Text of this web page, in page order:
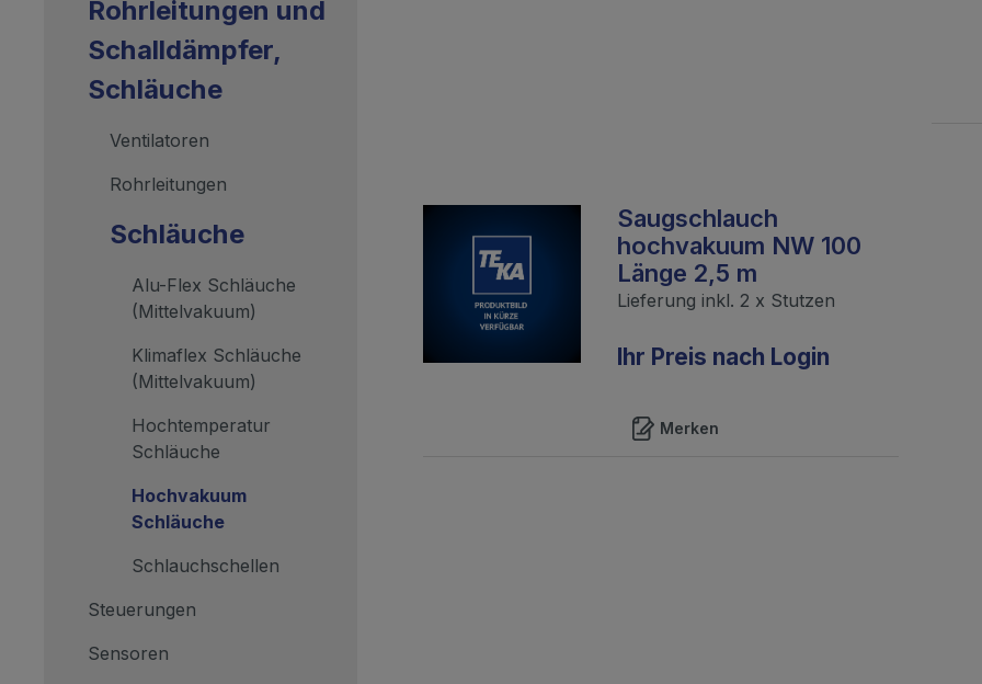
Rohrleitungen und
Schalldämpfer,
Schläuche
Ventilatoren
Rohrleitungen
Schläuche
Alu-Flex Schläuche
(Mittelvakuum)
Klimaflex Schläuche
(Mittelvakuum)
Hochtemperatur
Schläuche
Hochvakuum
Schläuche
Schlauchschellen
Steuerungen
Sensoren
Ihr Preis nach Login
+ 14 Varianten verfügbar
Merken
Saugschlauch
hochvakuum NW 100
Länge 2,5 m
Lieferung inkl. 2 x Stutzen
Ihr Preis nach Login
Merken